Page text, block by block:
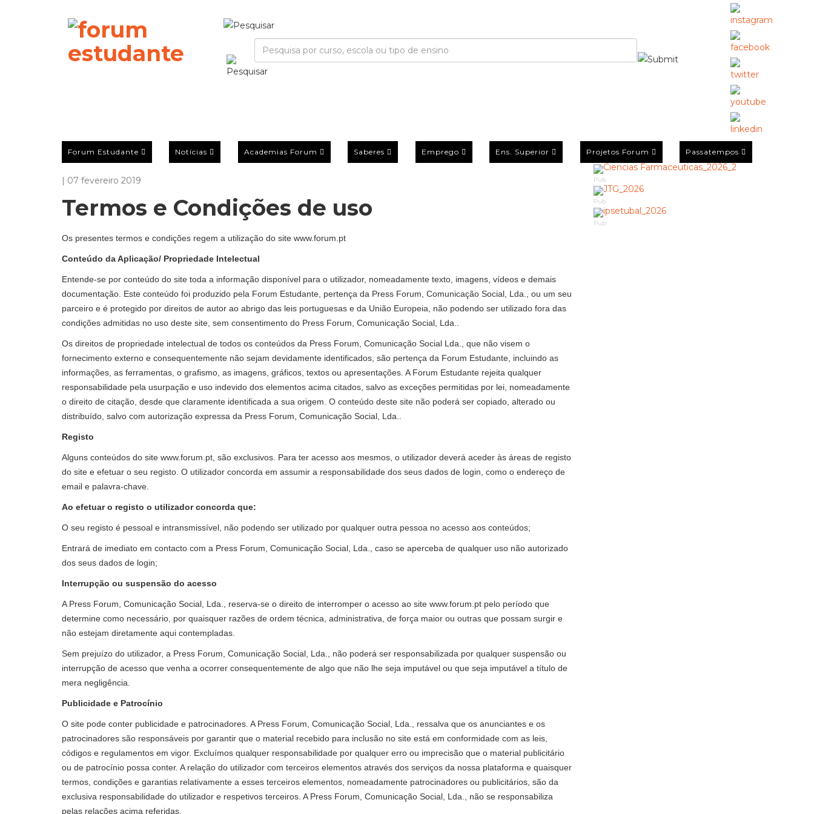
Forum Estudante Notícias Academias Forum Saberes Emprego Ens. Superior Projetos Forum Passatempos
| 07 fevereiro 2019
Termos e Condições de uso
Os presentes termos e condições regem a utilização do site www.forum.pt
Conteúdo da Aplicação/ Propriedade Intelectual
Entende-se por conteúdo do site toda a informação disponível para o utilizador, nomeadamente texto, imagens, vídeos e demais
documentação. Este conteúdo foi produzido pela Forum Estudante, pertença da Press Forum, Comunicação Social, Lda., ou um seu
parceiro e é protegido por direitos de autor ao abrigo das leis portuguesas e da União Europeia, não podendo ser utilizado fora das
condições admitidas no uso deste site, sem consentimento do Press Forum, Comunicação Social, Lda..
Os direitos de propriedade intelectual de todos os conteúdos da Press Forum, Comunicação Social Lda., que não visem o
fornecimento externo e consequentemente não sejam devidamente identificados, são pertença da Forum Estudante, incluindo as
informações, as ferramentas, o grafismo, as imagens, gráficos, textos ou apresentações. A Forum Estudante rejeita qualquer
responsabilidade pela usurpação e uso indevido dos elementos acima citados, salvo as exceções permitidas por lei, nomeadamente
o direito de citação, desde que claramente identificada a sua origem. O conteúdo deste site não poderá ser copiado, alterado ou
distribuído, salvo com autorização expressa da Press Forum, Comunicação Social, Lda..
Registo
Alguns conteúdos do site www.forum.pt, são exclusivos. Para ter acesso aos mesmos, o utilizador deverá aceder às áreas de registo
do site e efetuar o seu registo. O utilizador concorda em assumir a responsabilidade dos seus dados de login, como o endereço de
email e palavra-chave.
Ao efetuar o registo o utilizador concorda que:
O seu registo é pessoal e intransmissível, não podendo ser utilizado por qualquer outra pessoa no acesso aos conteúdos;
Entrará de imediato em contacto com a Press Forum, Comunicação Social, Lda., caso se aperceba de qualquer uso não autorizado
dos seus dados de login;
Interrupção ou suspensão do acesso
A Press Forum, Comunicação Social, Lda., reserva-se o direito de interromper o acesso ao site www.forum.pt pelo período que
determine como necessário, por quaisquer razões de ordem técnica, administrativa, de força maior ou outras que possam surgir e
não estejam diretamente aqui contempladas.
Sem prejuízo do utilizador, a Press Forum, Comunicação Social, Lda., não poderá ser responsabilizada por qualquer suspensão ou
interrupção de acesso que venha a ocorrer consequentemente de algo que não lhe seja imputável ou que seja imputável a título de
mera negligência.
Publicidade e Patrocínio
O site pode conter publicidade e patrocinadores. A Press Forum, Comunicação Social, Lda., ressalva que os anunciantes e os
patrocinadores são responsáveis por garantir que o material recebido para inclusão no site está em conformidade com as leis,
códigos e regulamentos em vigor. Excluímos qualquer responsabilidade por qualquer erro ou imprecisão que o material publicitário
ou de patrocínio possa conter. A relação do utilizador com terceiros elementos através dos serviços da nossa plataforma e quaisquer
termos, condições e garantias relativamente a esses terceiros elementos, nomeadamente patrocinadores ou publicitários, são da
exclusiva responsabilidade do utilizador e respetivos terceiros. A Press Forum, Comunicação Social, Lda., não se responsabiliza
pelas relações acima referidas.
Pub
Pub
Pub